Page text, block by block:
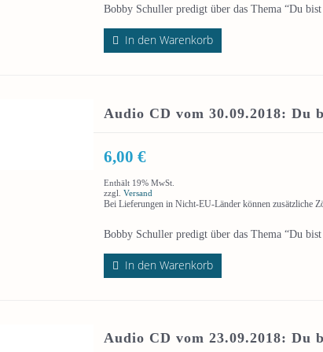
Bobby Schuller predigt über das Thema “Du
In den Warenkorb
Audio CD vom 30.09.2018: Du
6,00 €
Enthält 19% MwSt.
zzgl. Versand
Bei Lieferungen in Nicht-EU-Länder können zusätzliche
Bobby Schuller predigt über das Thema “Du
In den Warenkorb
Audio CD vom 23.09.2018: Du